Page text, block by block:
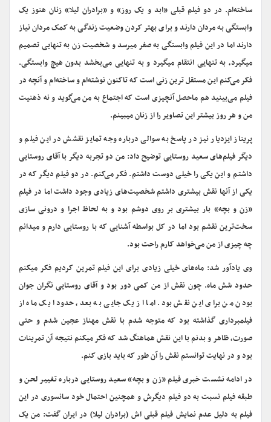
ساخته‌ام. در دو فیلم قبلی «ابد و یک روز» و «برادران لیلا» زنان هنوز یک
وابستگی به مردان دارند و برای بهتر کردن وضعیت زندگی به کمک مردان نیاز
دارند اما در این فیلم وابستگی به صفر میرسد و شخصیت زن به تنهایی تصمیم
میگیرد، به تنهایی انتقام میگیرد و به تنهایی می‌بخشد بدون هیچ وابستگی.
فکر می‌کنم این مستقل ترین زنی است که تاکنون نوشته‌ام و ساخته‌ام و آنچه در
فیلم می‌بینید هم ماحصل آنچیزی است که اجتماع به من می‌گوید و نه ذهنیت
من و هر روز بیشتر این تصاویر را از زنان میبینم.
پریناز ایزدیار نیز در پاسخ به سوالی درباره وجه تمایز نقشش در این فیلم و
دیگر فیلم‌های سعید روستایی توضیح داد: من دو تجربه دیگر با آقای روستایی
داشتم و این یکی را خیلی دوست داشتم. فکر می‌کنم. در دو فیلم دیگر که در
یکی از آنها نقش بیشتری داشتم شخصیت‌های زیادی وجود داشت اما در فیلم
«زن و بچه» بار بیشتری بر روی دوشم بود و به لحاظ اجرا و درونی سازی
سخت‌ترین نقشم بود اما در کل بواسطه آشنایی که با روستایی دارم و میدانم
چه چیزی از من می‌خواهد کارم راحت بود.
وی یادآور شد: ماه‌های خیلی زیادی برای این فیلم تمرین کردیم فکر میکنم
حدود شش ماه. چون نقش از من کمی دور بود و آقای روستایی نگران جوان
بودن من برای این نقش بود. اما از یک جایی به بعد، حدودا یک ماه از
فیلمبرداری گذاشته بود که متوجه شدم با نقش مهناز عجین شدم و حتی
صورت، ظاهر و بدنم با این نقش هماهنگ شد که فکر میکنم نتیجه آن تمرینات
بود و در نهایت توانستم نقش را آن طور که باید بازی کنم.
در ادامه نشست خبری فیلم «زن و بچه» سعید روستایی درباره تغییر لحن و
طبقه فیلم نسبت به دو فیلم دیگرش و همچنین احتمال خود سانسوری در این
فیلم به دلیل عدم نمایش فیلم قبلی اش (برادران لیلا) در ایران گفت: من یک